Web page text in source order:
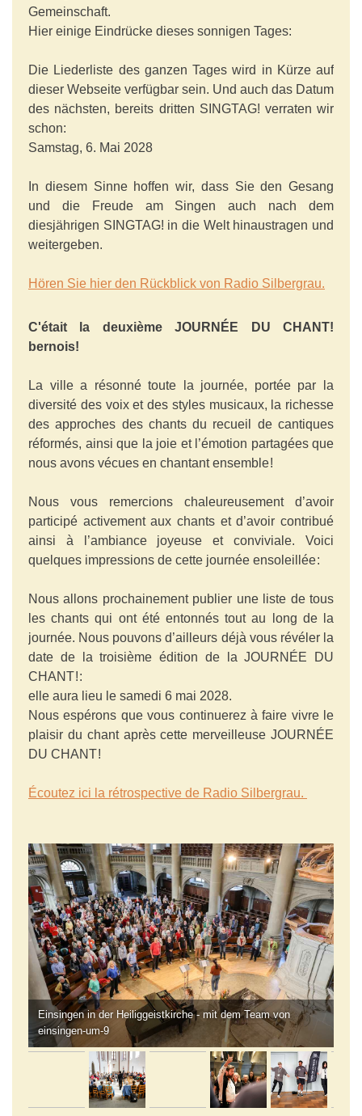
Gemeinschaft.
Hier einige Eindrücke dieses sonnigen Tages:
Die Liederliste des ganzen Tages wird in Kürze auf
dieser Webseite verfügbar sein. Und auch das Datum
des nächsten, bereits dritten SINGTAG! verraten wir
schon:
Samstag, 6. Mai 2028
In diesem Sinne hoffen wir, dass Sie den Gesang
und die Freude am Singen auch nach dem
diesjährigen SINGTAG! in die Welt hinaustragen und
weitergeben.
Hören Sie hier den Rückblick von Radio Silbergrau.
C'était la deuxième JOURNÉE DU CHANT!
bernois!
La ville a résonné toute la journée, portée par la
diversité des voix et des styles musicaux, la richesse
des approches des chants du recueil de cantiques
réformés, ainsi que la joie et l’émotion partagées que
nous avons vécues en chantant ensemble !
Nous vous remercions chaleureusement d’avoir
participé activement aux chants et d’avoir contribué
ainsi à l’ambiance joyeuse et conviviale. Voici
quelques impressions de cette journée ensoleillée :
Nous allons prochainement publier une liste de tous
les chants qui ont été entonnés tout au long de la
journée. Nous pouvons d’ailleurs déjà vous révéler la
date de la troisième édition de la JOURNÉE DU
CHANT ! :
elle aura lieu le samedi 6 mai 2028.
Nous espérons que vous continuerez à faire vivre le
plaisir du chant après cette merveilleuse JOURNÉE
DU CHANT !
Écoutez ici la rétrospective de Radio Silbergrau.
Einsingen in der Heiliggeistkirche - mit dem Team von
einsingen-um-9